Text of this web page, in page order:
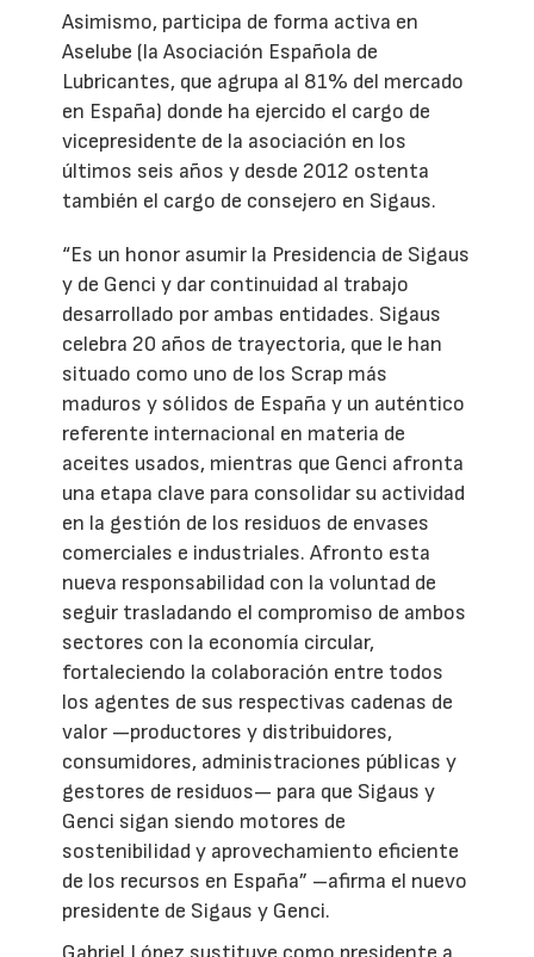
Asimismo, participa de forma activa en
Aselube (la Asociación Española de
Lubricantes, que agrupa al 81% del mercado
en España) donde ha ejercido el cargo de
vicepresidente de la asociación en los
últimos seis años y desde 2012 ostenta
también el cargo de consejero en Sigaus.
“Es un honor asumir la Presidencia de Sigaus
y de Genci y dar continuidad al trabajo
desarrollado por ambas entidades. Sigaus
celebra 20 años de trayectoria, que le han
situado como uno de los Scrap más
maduros y sólidos de España y un auténtico
referente internacional en materia de
aceites usados, mientras que Genci afronta
una etapa clave para consolidar su actividad
en la gestión de los residuos de envases
comerciales e industriales. Afronto esta
nueva responsabilidad con la voluntad de
seguir trasladando el compromiso de ambos
sectores con la economía circular,
fortaleciendo la colaboración entre todos
los agentes de sus respectivas cadenas de
valor —productores y distribuidores,
consumidores, administraciones públicas y
gestores de residuos— para que Sigaus y
Genci sigan siendo motores de
sostenibilidad y aprovechamiento eficiente
de los recursos en España” –afirma el nuevo
presidente de Sigaus y Genci.